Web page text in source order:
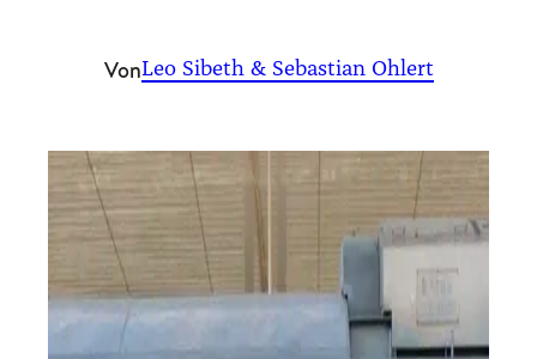
VonLeo Sibeth & Sebastian Ohlert